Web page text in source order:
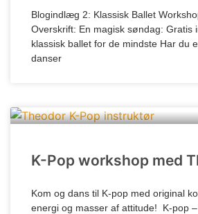
Blogindlæg 2: Klassisk Ballet
Overskrift: En magisk søndag: Gratis
klassisk ballet for de mindste Har du
danser
K-Pop workshop med
Kom og dans til K-pop med original
energi og masser af attitude! K-pop